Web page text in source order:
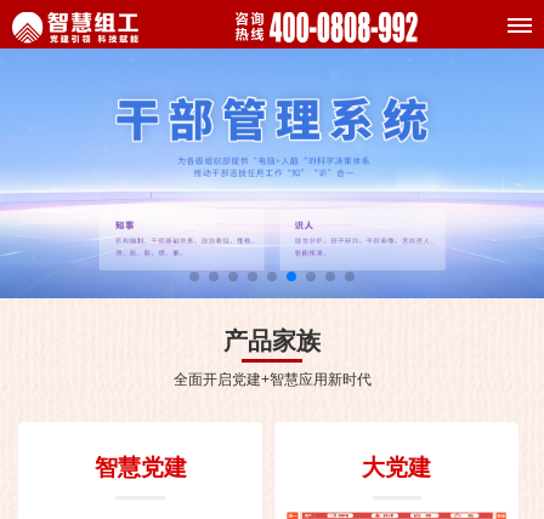
产品家族
全面开启党建+智慧应用新时代
智慧党建 大党建